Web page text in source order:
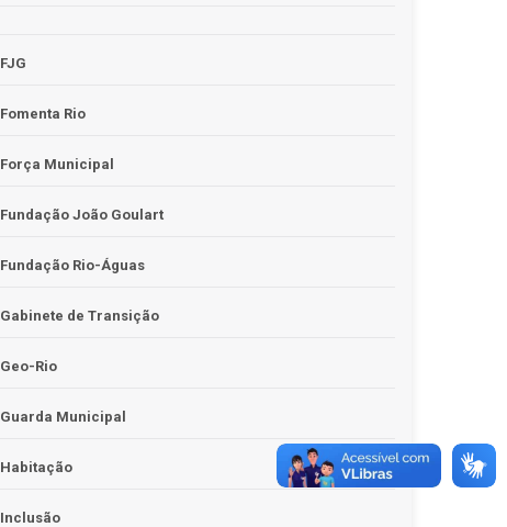
FJG
Fomenta Rio
Força Municipal
Fundação João Goulart
Fundação Rio-Águas
Gabinete de Transição
Geo-Rio
Guarda Municipal
Habitação
Inclusão